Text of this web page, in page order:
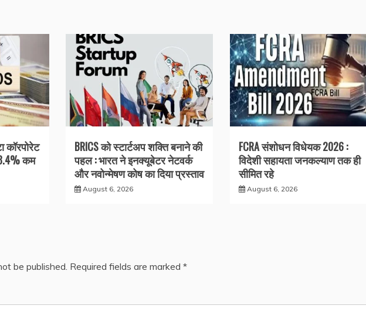
कॉरपोरेट
कम
BRICS को स्टार्टअप शक्ति बनाने की
पहल : भारत ने इनक्यूबेटर नेटवर्क
और नवोन्मेषण कोष का दिया प्रस्ताव
August 6, 2026
FCRA संशोधन विधेयक 2026 :
विदेशी सहायता जनकल्याण तक ही
सीमित रहे
August 6, 2026
be published. Required fields are marked *